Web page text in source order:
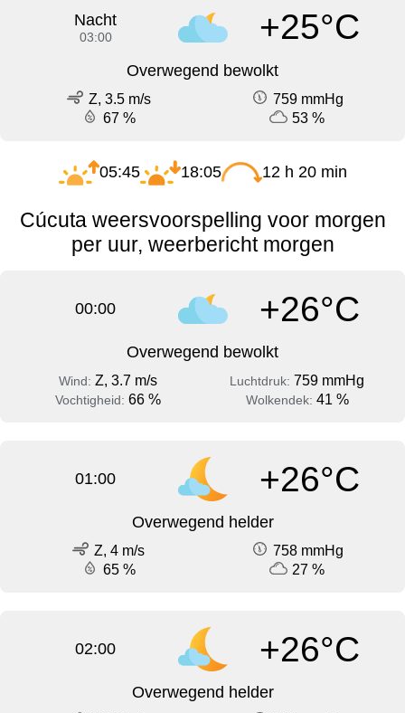
Nacht
03:00 +25°C
Overwegend bewolkt
Z, 3.5 m/s
759 mmHg
67 %
53 %
05:45 18:05 12 h 20 min
Cúcuta weersvoorspelling voor morgen
per uur, weerbericht morgen
00:00 +26°C
Overwegend bewolkt
Wind: Z, 3.7 m/s Luchtdruk: 759 mmHg
Vochtigheid: 66 % Wolkendek: 41 %
01:00 +26°C
Overwegend helder
Z, 4 m/s
758 mmHg
65 %
27 %
02:00 +26°C
Overwegend helder